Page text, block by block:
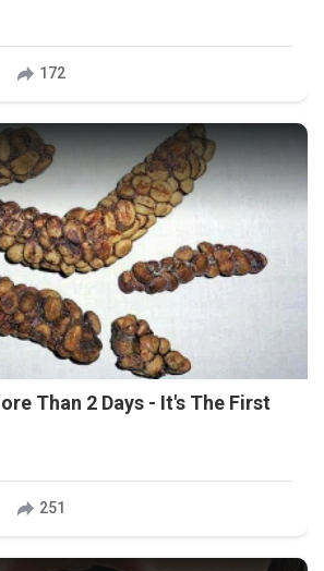
172
Than 2 Days - It's The First
251